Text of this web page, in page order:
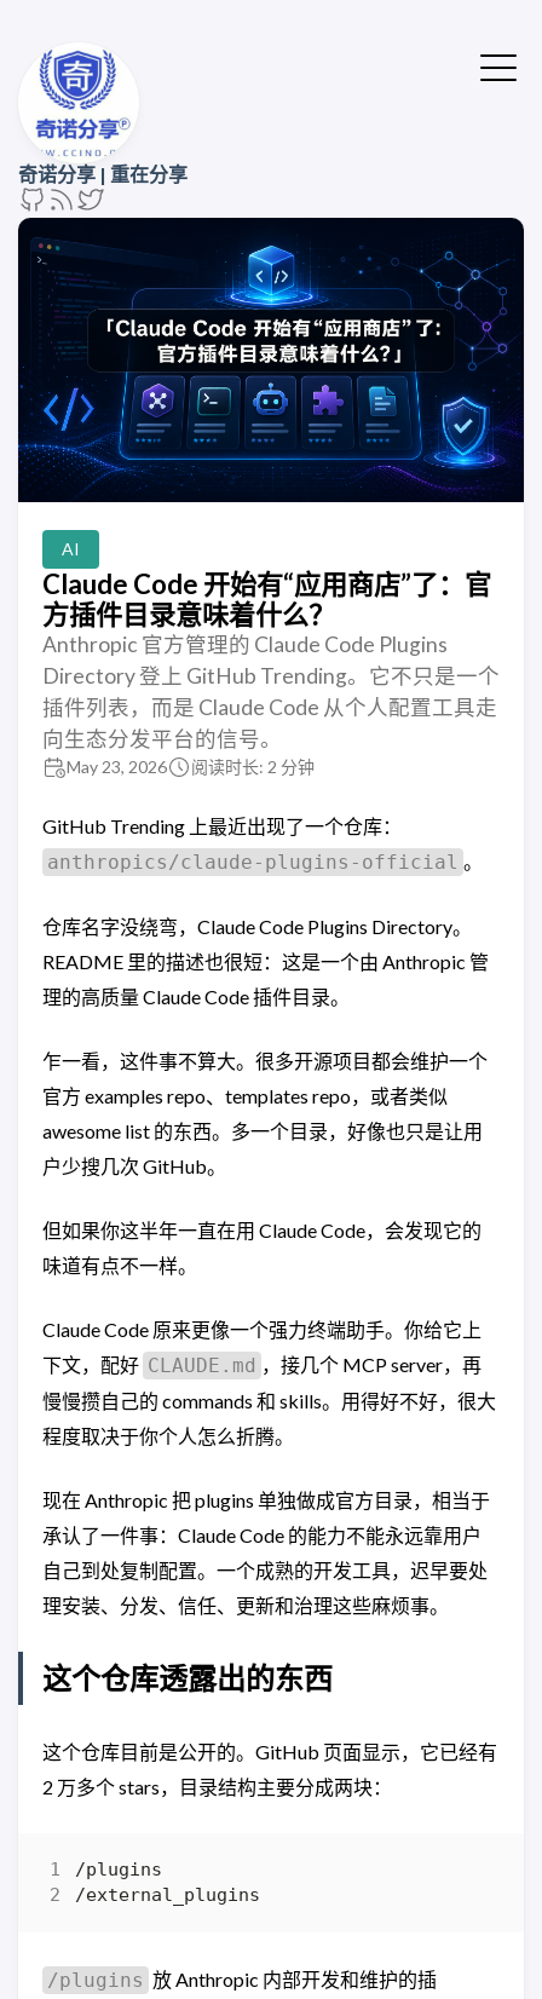
奇诺分享 | 重在分享
AI
Claude Code 开始有“应用商店”了：官
方插件目录意味着什么？
Anthropic 官方管理的 Claude Code Plugins
Directory 登上 GitHub Trending。它不只是一个
插件列表，而是 Claude Code 从个人配置工具走
向生态分发平台的信号。
May 23, 2026 阅读时长: 2 分钟
GitHub Trending 上最近出现了一个仓库：
anthropics/claude-plugins-official 。
仓库名字没绕弯，Claude Code Plugins Directory。
README 里的描述也很短：这是一个由 Anthropic 管
理的高质量 Claude Code 插件目录。
乍一看，这件事不算大。很多开源项目都会维护一个
官方 examples repo、templates repo，或者类似
awesome list 的东西。多一个目录，好像也只是让用
户少搜几次 GitHub。
但如果你这半年一直在用 Claude Code，会发现它的
味道有点不一样。
Claude Code 原来更像一个强力终端助手。你给它上
下文，配好 CLAUDE.md ，接几个 MCP server，再
慢慢攒自己的 commands 和 skills。用得好不好，很大
程度取决于你个人怎么折腾。
现在 Anthropic 把 plugins 单独做成官方目录，相当于
承认了一件事：Claude Code 的能力不能永远靠用户
自己到处复制配置。一个成熟的开发工具，迟早要处
理安装、分发、信任、更新和治理这些麻烦事。
这个仓库透露出的东西
这个仓库目前是公开的。GitHub 页面显示，它已经有
2 万多个 stars，目录结构主要分成两块：
/plugins 放 Anthropic 内部开发和维护的插